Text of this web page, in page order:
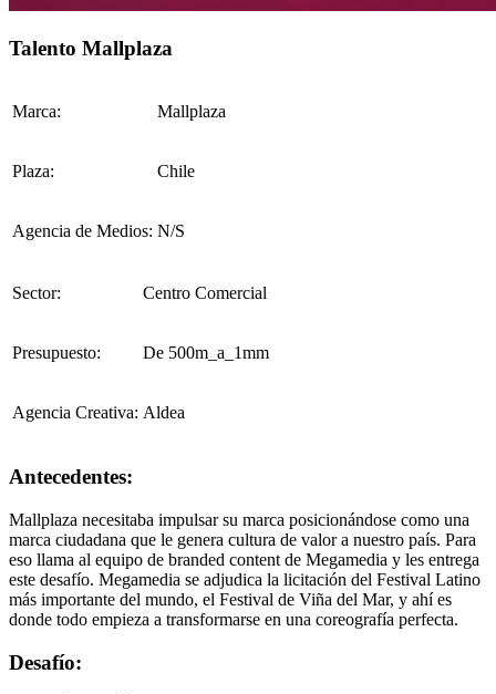
Talento Mallplaza
Marca: Mallplaza
Plaza: Chile
Agencia de Medios: N/S
Sector: Centro Comercial
Presupuesto: De 500m_a_1mm
Agencia Creativa: Aldea
Antecedentes:
Mallplaza necesitaba impulsar su marca posicionándose como una
marca ciudadana que le genera cultura de valor a nuestro país. Para
eso llama al equipo de branded content de Megamedia y les entrega
este desafío. Megamedia se adjudica la licitación del Festival Latino
más importante del mundo, el Festival de Viña del Mar, y ahí es
donde todo empieza a transformarse en una coreografía perfecta.
Desafío: